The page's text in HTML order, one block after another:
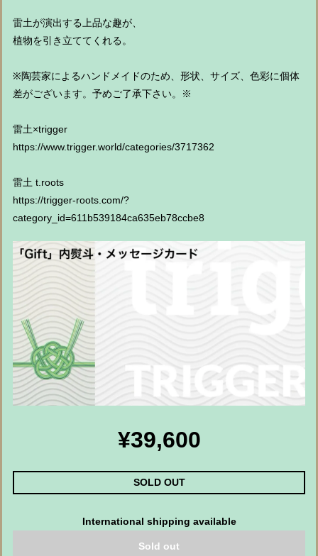
雷土が演出する上品な趣が、
植物を引き立ててくれる。
※陶芸家によるハンドメイドのため、形状、サイズ、色彩に個体
差がございます。予めご了承下さい。※
雷土×trigger
https://www.trigger.world/categories/3717362
雷土 t.roots
https://trigger-roots.com/?
category_id=611b539184ca635eb78ccbe8
¥39,600
SOLD OUT
International shipping available
Sold out